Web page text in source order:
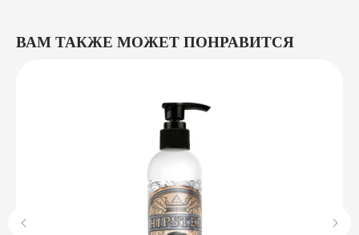
ВАМ ТАКЖЕ МОЖЕТ ПОНРАВИТСЯ